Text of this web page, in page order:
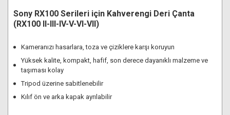
Sony RX100 Serileri için Kahverengi Deri Çanta
(RX100 II-III-IV-V-VI-VII)
Kameranızı hasarlara, toza ve çiziklere karşı koruyun
Yüksek kalite, kompakt, hafif, son derece dayanıklı malzeme ve
taşıması kolay
Tripod üzerine sabitlenebilir
Kılıf ön ve arka kapak ayrılabilir